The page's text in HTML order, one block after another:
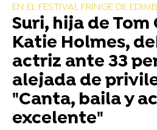
EN EL FESTIVAL FRINGE DE
Suri, hija de Tom
Katie Holmes,
actriz ante 33
alejada de
"Canta, baila y
excelente"